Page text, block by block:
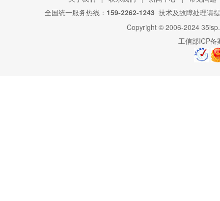
全国统一服务热线： 159-2262-1243 技术及故障处理请
Copyright © 2006-2024
工信部ICP备